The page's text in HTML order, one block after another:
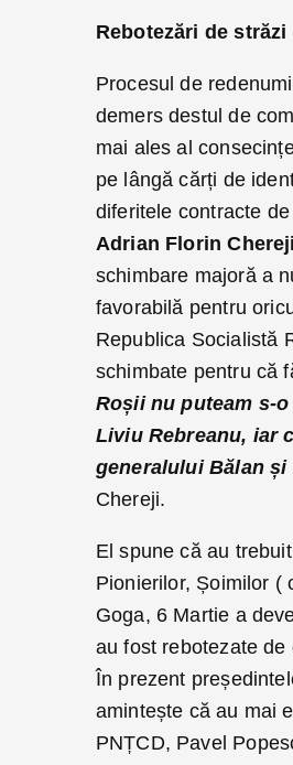
Rebotezări de
Procesul de
demers destul de
mai ales al
pe lângă cărți de
diferitele contracte
Adrian Florin Chereji
schimbare majoră a
favorabilă pentru
Republica Socialistă
schimbate pentru că
Roșii nu puteam s-
Liviu Rebreanu, iar
generalului Bălan
Chereji.
El spune că au
Pionierilor, Șoimilor (
Goga, 6 Martie a
au fost rebotezate
În prezent
amintește că au mai
PNȚCD, Pavel